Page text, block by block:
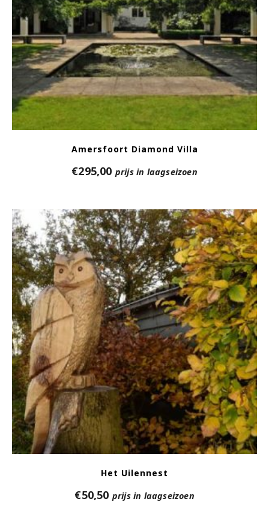
Amersfoort Diamond Villa
€295,00 prijs in laagseizoen
Het Uilennest
€50,50 prijs in laagseizoen